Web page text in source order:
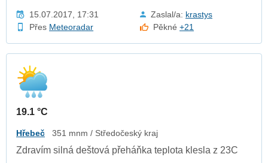
15.07.2017, 17:31 Zaslal/a: krastys
Přes Meteoradar Pěkné+21
19.1 °C
Hřebeč 351 mnm / Středočeský kraj
Zdravím silná deštová přeháňka teplota klesla z 23C